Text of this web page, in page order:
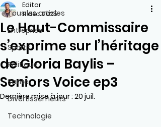
Tous les articles
Entreprise
Sportif
Politique
Santé
Divertissements
Technologie
Le Haut-Commissaire
s’exprime sur l’héritage
de Gloria Baylis –
Seniors Voice ep3
Editor
11 déc. 2025
Dernière mise à jour : 20 juil.